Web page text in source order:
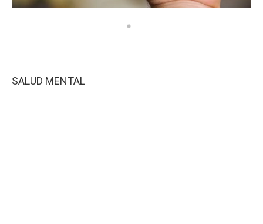
SALUD MENTAL